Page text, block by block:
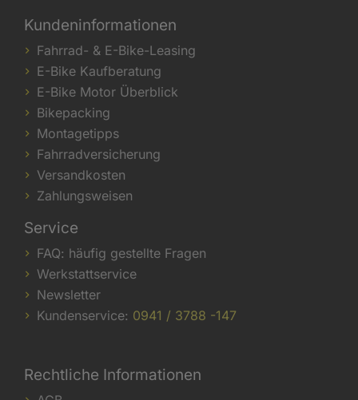
Kundeninformationen
Fahrrad- & E-Bike-Leasing
E-Bike Kaufberatung
E-Bike Motor Überblick
Bikepacking
Montagetipps
Fahrradversicherung
Versandkosten
Zahlungsweisen
Service
FAQ: häufig gestellte Fragen
Werkstattservice
Newsletter
Kundenservice: 0941 / 3788 -147
Rechtliche Informationen